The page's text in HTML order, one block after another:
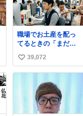
数
職場でお土産を配っ
てるときの「まだ気
づいてませんよ」的
な演技が毎回シンド
い。
い
い
39,072